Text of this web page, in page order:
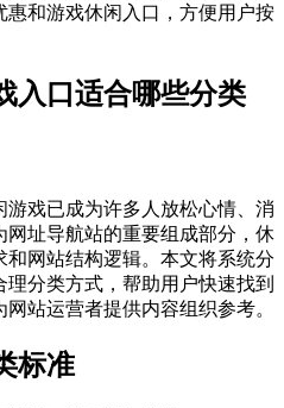
和游戏休闲入口，方便用户按
入口适合哪些分类
戏已成为许多人放松心情、消
址导航站的重要组成部分，休
网站结构逻辑。本文将系统分
分类方式，帮助用户快速找到
站运营者提供内容组织参考。
标准